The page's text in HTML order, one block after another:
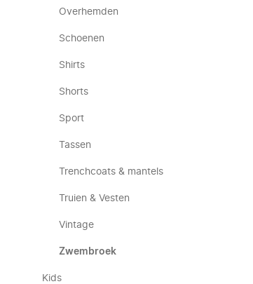
Overhemden
Schoenen
Shirts
Shorts
Sport
Tassen
Trenchcoats & mantels
Truien & Vesten
Vintage
Zwembroek
Kids